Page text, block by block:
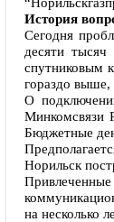
История
Сегодня
десяти
спутниковым
гораздо
О
Минкомсвязи
Бюджетные
Норильск
на несколько